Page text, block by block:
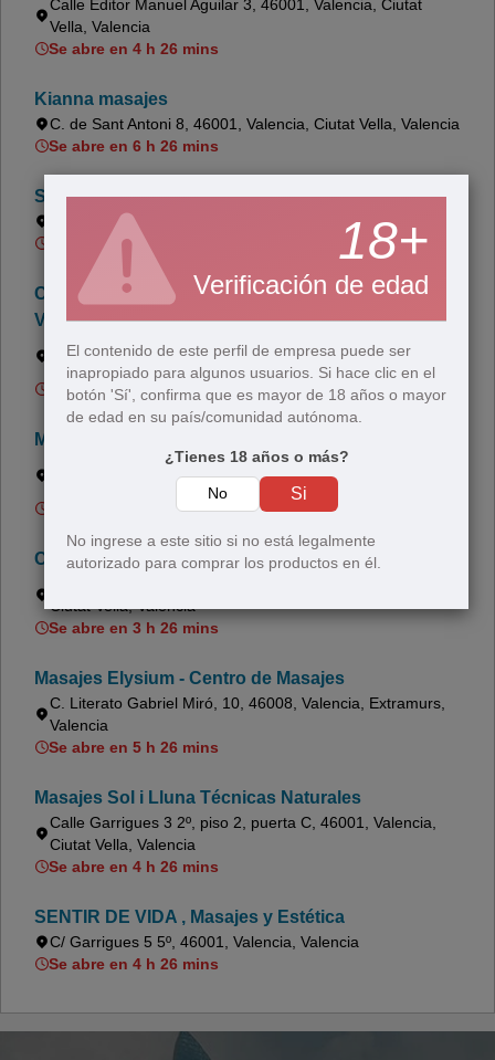
Calle Editor Manuel Aguilar 3, 46001, Valencia, Ciutat
Vella, Valencia
Se abre en 4 h 26 mins
Kianna masajes
C. de Sant Antoni 8, 46001, Valencia, Ciutat Vella, Valencia
Se abre en 6 h 26 mins
Sergio Albendea
Av. de l'Oest 21, 46001, Valencia, Ciutat Vella, Valencia
Se abre en 5 h 26 mins
Changyai Thai Massage - Masaje Tailandés en
Valencia, Spain
Calle de Azcárraga 4, 46008, Valencia, Extramurs,
Valencia
Se abre en 6 h 26 mins
Masajes Bienestar Valencia
Carrer de les Garrigues N3, 46001, Valencia, Ciutat Vella,
Se abre en 5 h 26 mins
Centro deportivo y de salud Azul y blanco
Ciutat Vella, Valencia
Se abre en 3 h 26 mins
Masajes Elysium - Centro de Masajes
C. Literato Gabriel Miró, 10, 46008, Valencia, Extramurs,
Valencia
Se abre en 5 h 26 mins
Masajes Sol i Lluna Técnicas Naturales
Calle Garrigues 3 2º, piso 2, puerta C, 46001, Valencia,
Ciutat Vella, Valencia
Se abre en 4 h 26 mins
SENTIR DE VIDA , Masajes y Estética
C/ Garrigues 5 5º, 46001, Valencia, Valencia
Se abre en 4 h 26 mins
18+
Verificación de edad
El contenido de este perfil de empresa puede ser
inapropiado para algunos usuarios. Si hace clic en el
botón 'Sí', confirma que es mayor de 18 años o mayor
de edad en su país/comunidad autónoma.
¿Tienes 18 años o más?
No Si
No ingrese a este sitio si no está legalmente
autorizado para comprar los productos en él.